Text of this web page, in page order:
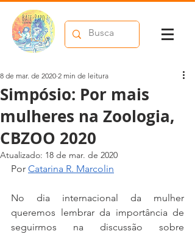
Simpósio: Por mais
mulheres na Zoologia,
CBZOO 2020
8 de mar. de 2020 2 min de leitura
Atualizado: 18 de mar. de 2020
Por Catarina R. Marcolin
No dia internacional da mulher
queremos lembrar da importância de
seguirmos na discussão sobre